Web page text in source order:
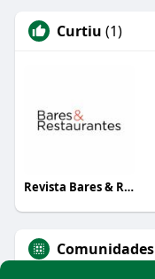
Curtiu (1)
Revista Bares & Restaurantes
Comunidades